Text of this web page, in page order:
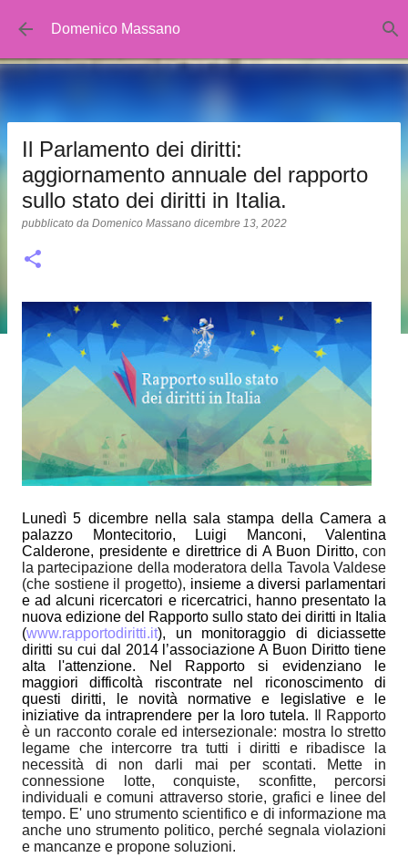
Passa ai contenuti principali
Domenico Massano
Il Parlamento dei diritti:
aggiornamento annuale del rapporto
sullo stato dei diritti in Italia.
pubblicato da Domenico Massano dicembre 13, 2022
Lunedì 5 dicembre nella sala stampa della Camera a
palazzo Montecitorio, Luigi Manconi, Valentina
Calderone, presidente e direttrice di A Buon Diritto, con
la partecipazione della moderatora della Tavola Valdese
(che sostiene il progetto), insieme a diversi parlamentari
e ad alcuni ricercatori e ricercatrici, hanno presentato la
nuova edizione del Rapporto sullo stato dei diritti in Italia
(www.rapportodiritti.it), un monitoraggio di diciassette
diritti su cui dal 2014 l’associazione A Buon Diritto tiene
alta l'attenzione. Nel Rapporto si evidenziano le
maggiori difficoltà riscontrate nel riconoscimento di
questi diritti, le novità normative e legislative e le
iniziative da intraprendere per la loro tutela.
Il Rapporto
è un racconto corale ed intersezionale: mostra lo stretto
legame che intercorre tra tutti i diritti e ribadisce la
necessità di non darli mai per scontati. Mette in
connessione lotte, conquiste, sconfitte, percorsi
individuali e comuni attraverso storie, grafici e linee del
tempo. E' uno strumento scientifico e di informazione ma
anche uno strumento politico, perché segnala violazioni
e mancanze e propone soluzioni.